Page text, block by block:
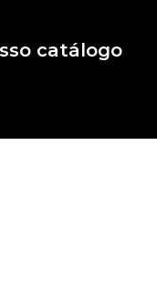
catálogo